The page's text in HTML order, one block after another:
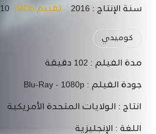
سنة الإنتاج : 2016 تقييم IMDb 10 /
كوميدي
مدة الفيلم : 102 دقيقة
جودة الفيلم : Blu-Ray - 1080p
انتاج : الولايات المتحدة الأمريكية
اللغة : الإنجليزية